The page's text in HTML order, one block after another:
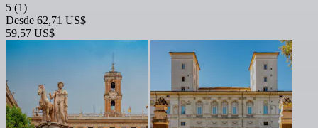
5 (1)
Desde 62,71 US$
59,57 US$